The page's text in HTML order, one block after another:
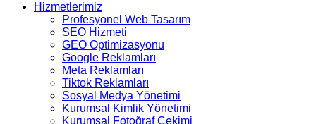
Hizmetlerimiz
Profesyonel Web Tasarım
SEO Hizmeti
GEO Optimizasyonu
Google Reklamları
Meta Reklamları
Tiktok Reklamları
Sosyal Medya Yönetimi
Kurumsal Kimlik Yönetimi
Kurumsal Fotoğraf Çekimi